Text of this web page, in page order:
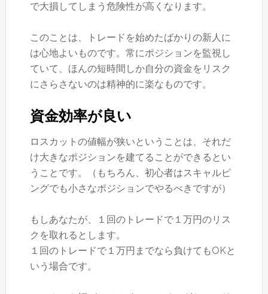
で大損してしまう危険性が高くなります。
このことは、トレードを始めたばかりの新人に
は心地よいものです。常にポジションを監視し
ていて、ほんの短時間しか自分の資金をリスク
にさらさないのは精神的に楽なものです。
資金効率が良い
ロスカットの値幅が狭いということは、それだ
け大きなポジションを建てることができるとい
うことです。（もちろん、初心者はスキャルピ
ングでも小さなポジションでやるべきですが）
もしあなたが、１回のトレードで１万円のリス
クを取れるとします。
１回のトレードで１万円までなら負けてもOKと
いう場合です。